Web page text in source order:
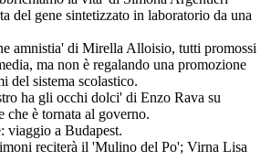
del gene sintetizzato in laboratorio da una
amnistia' di Mirella Alloisio, tutti promossi
ma non è regalando una promozione
del sistema scolastico.
ha gli occhi dolci' di Enzo Rava su
che è tornata al governo.
a Budapest.
reciterà il 'Mulino del Po'; Virna Lisa